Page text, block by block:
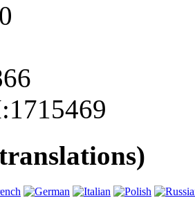
0
1715469